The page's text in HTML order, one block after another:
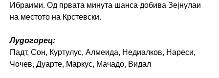
Ибраими. Од првата минута шанса добива Зејнулаи
на местото на Крстевски.
Лудогорец:
Падт, Сон, Куртулус, Алмеида, Недиалков, Нареси,
Чочев, Дуарте, Маркус, Мачадо, Видал